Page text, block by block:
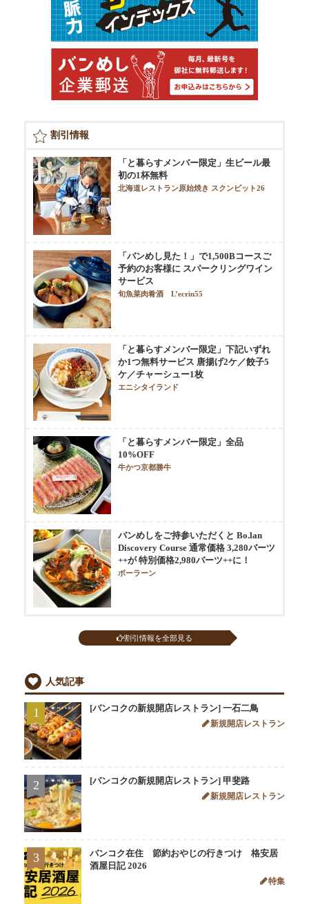
割引情報
「と暮らすメンバー限定」生ビール最
初の1杯無料
北海道レストラン原始焼き スクンビット26
「バンめし見た！」で1,500Bコースご
予約のお客様に スパークリングワイン
サービス
旬魚菜肉肴酒 L’ecrin55
「と暮らすメンバー限定」下記いずれ
か1つ無料サービス 唐揚げ2ケ／餃子5
ケ／チャーシュー1枚
エニシタイランド
「と暮らすメンバー限定」全品
10%OFF
牛かつ京都勝牛
バンめしをご持参いただくと Bo.lan
Discovery Course 通常価格 3,280バーツ
++が 特別価格2,980バーツ++に！
ボーラーン
割引情報を全部見る
人気記事
1 [バンコクの新規開店レストラン] 一石二鳥
新規開店レストラン
2 [バンコクの新規開店レストラン] 甲斐路
新規開店レストラン
3
バンコク在住 節約おやじの行きつけ 格安居
酒屋日記 2026
特集